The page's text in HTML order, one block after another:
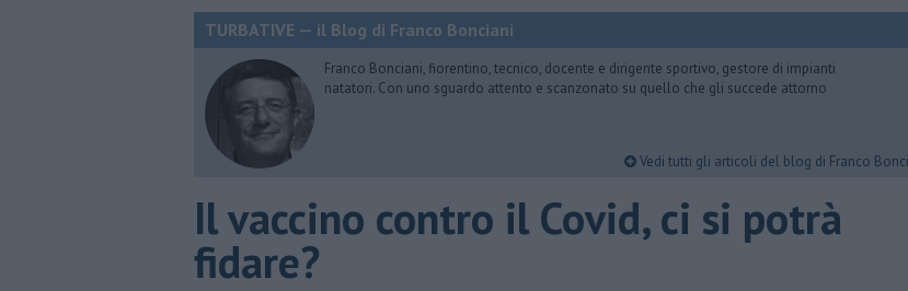
TURBATIVE — il Blog di Franco Bonciani
Franco Bonciani, fiorentino, tecnico, docente e dirigente sportivo, gestore di impianti
natatori. Con uno sguardo attento e scanzonato su quello che gli succede attorno
Vedi tutti gli articoli del blog di Franco
​Il vaccino contro il Covid, ci si potrà
fidare?